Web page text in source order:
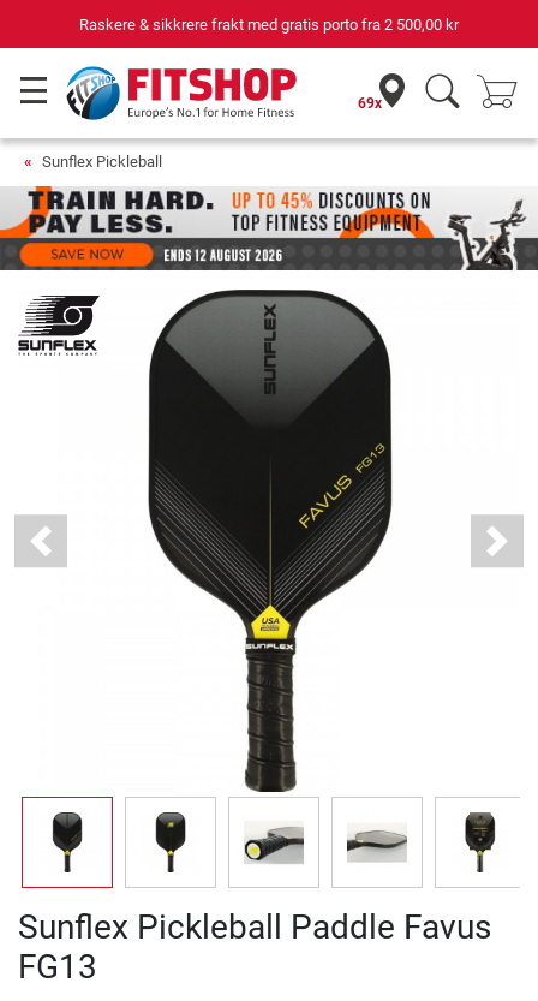
Raskere & sikkrere frakt med gratis porto fra 2 500,00 kr
69x
Sunflex Pickleball
Previous Next
Sunflex Pickleball Paddle Favus
FG13